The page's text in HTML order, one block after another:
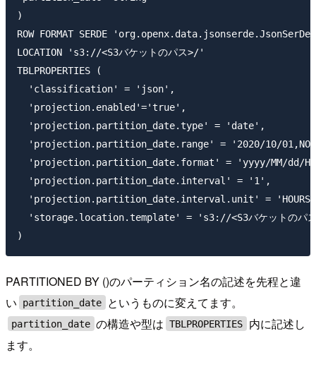
)
ROW FORMAT SERDE 'org.openx.data.jsonserde.JsonSerDe'
LOCATION 's3://<S3バケットのパス>/'
TBLPROPERTIES (
  'classification' = 'json',
  'projection.enabled'='true',
  'projection.partition_date.type' = 'date',
'projection.partition_date.range' = '2020/10/
'projection.partition_date.format' = 'yyyy/MM/dd/
  'projection.partition_date.interval' = '1',
'projection.partition_date.interval.unit' =
'storage.location.template' = 's3://<S3バケットのパ
PARTITIONED BY ()のパーティション名の記述を先程と違
い
partition_date というものに変えてます。
partition_date の構造や型は TBLPROPERTIES
内に記述し
ます。